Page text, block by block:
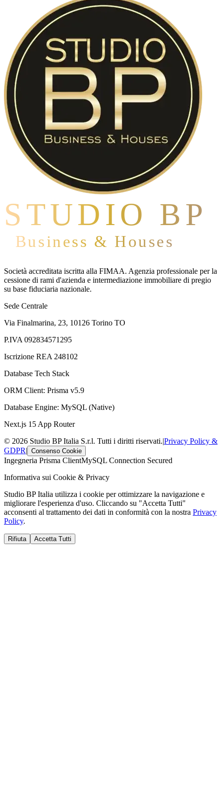
STUDIO BP
Business & Houses
Società accreditata iscritta alla FIMAA. Agenzia professionale per la
cessione di rami d'azienda e intermediazione immobiliare di pregio
su base fiduciaria nazionale.
Sede Centrale
Via Finalmarina, 23, 10126 Torino TO
P.IVA 092834571295
Iscrizione REA 248102
Database Tech Stack
ORM Client: Prisma v5.9
Database Engine: MySQL (Native)
Next.js 15 App Router
© 2026 Studio BP Italia S.r.l. Tutti i diritti riservati.|Privacy Policy &
GDPR| Consenso Cookie
Ingegneria Prisma ClientMySQL Connection Secured
Informativa sui Cookie & Privacy
Studio BP Italia utilizza i cookie per ottimizzare la navigazione e
migliorare l'esperienza d'uso. Cliccando su "Accetta Tutti"
acconsenti al trattamento dei dati in conformità con la nostra Privacy
Policy.
Rifiuta Accetta Tutti